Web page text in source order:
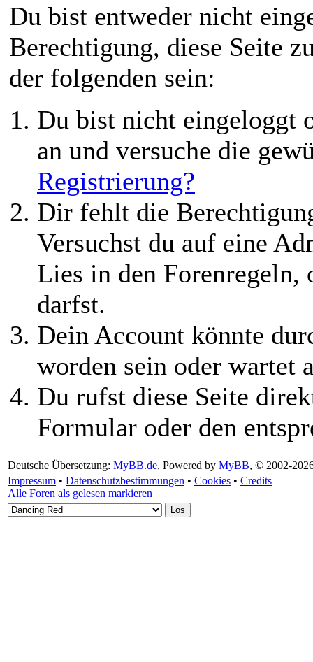
Du bist entweder nicht
Berechtigung, diese Seite
der folgenden sein:
Du bist nicht eingeloggt
an und versuche die
Registrierung?
Dir fehlt die
Versuchst du auf eine
Lies in den Forenregeln,
darfst.
Dein Account könnte
worden sein oder wartet
Du rufst diese Seite
Formular oder den
Deutsche Übersetzung: MyBB.de, Powered by MyBB, © 2002-
Impressum • Datenschutzbestimmungen • Cookies • Credits
Alle Foren als gelesen markieren